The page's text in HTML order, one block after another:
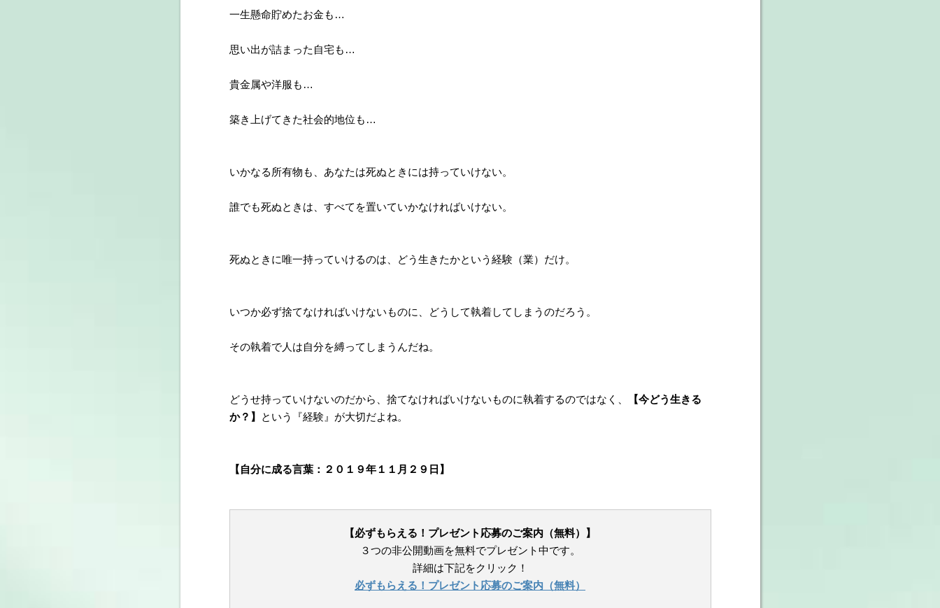
一生懸命貯めたお金も…
思い出が詰まった自宅も…
貴金属や洋服も…
築き上げてきた社会的地位も…
いかなる所有物も、あなたは死ぬときには持っていけない。
誰でも死ぬときは、すべてを置いていかなければいけない。
死ぬときに唯一持っていけるのは、どう生きたかという経験（業）だけ。
いつか必ず捨てなければいけないものに、どうして執着してしまうのだろう。
その執着で人は自分を縛ってしまうんだね。
どうせ持っていけないのだから、捨てなければいけないものに執着するのではなく、
【今どう生きる
か？】
という『経験』が大切だよね。
【自分に成る言葉：２０１９年１１月２９日】
【必ずもらえる！プレゼント応募のご案内（無料）】
３つの非公開動画を無料でプレゼント中です。
詳細は下記をクリック！
必ずもらえる！プレゼント応募のご案内（無料）